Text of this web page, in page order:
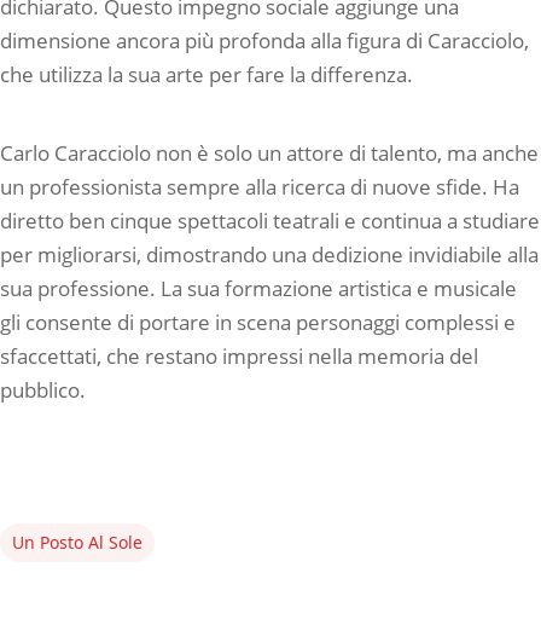
dichiarato. Questo impegno sociale aggiunge una
dimensione ancora più profonda alla figura di Caracciolo,
che utilizza la sua arte per fare la differenza.
Carlo Caracciolo non è solo un attore di talento, ma anche
un professionista sempre alla ricerca di nuove sfide. Ha
diretto ben cinque spettacoli teatrali e continua a studiare
per migliorarsi, dimostrando una dedizione invidiabile alla
sua professione. La sua formazione artistica e musicale
gli consente di portare in scena personaggi complessi e
sfaccettati, che restano impressi nella memoria del
pubblico.
Un Posto Al Sole